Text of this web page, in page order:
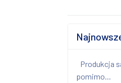
Produkcja
pomimo...